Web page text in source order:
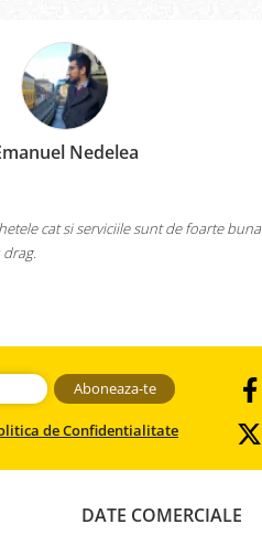
Nedelea
cat si serviciile sunt de foarte buna
de Confidentialitate
DATE COMERCIALE